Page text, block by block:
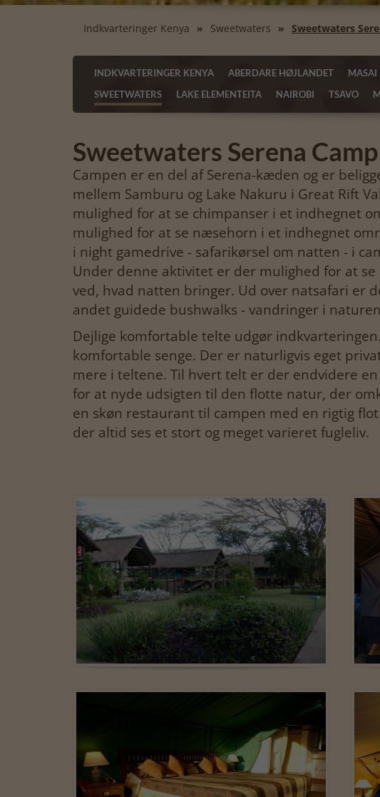
Indkvarteringer Kenya Sweetwaters Sweetwaters
INDKVARTERINGER KENYA ABERDARE HØJLANDET MASAI
SWEETWATERS
LAKE ELEMENTEITA NAIROBI TSAVO
Sweetwaters Serena Camp
Campen er en del af Serena-kæden og er
mellem Samburu og Lake Nakuru i Great Rift
mulighed for at se chimpanser i et indhegnet
mulighed for at se næsehorn i et indhegnet
i night gamedrive - safarikørsel om natten - i
Under denne aktivitet er der mulighed for at
ved, hvad natten bringer. Ud over natsafari er
andet guidede bushwalks - vandringer i
Dejlige komfortable telte udgør
komfortable senge. Der er naturligvis eget
mere i teltene. Til hvert telt er der endvidere
for at nyde udsigten til den flotte natur, der
en skøn restaurant til campen med en rigtig
der altid ses et stort og meget varieret fugleliv.